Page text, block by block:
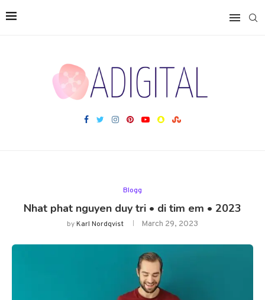
Blogg
Nhat phat nguyen duy tri • di tim em • 2023
byKarl Nordqvist March 29, 2023